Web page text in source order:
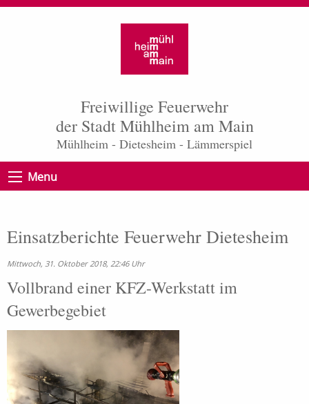
Freiwillige Feuerwehr
der Stadt Mühlheim am Main
Mühlheim - Dietesheim - Lämmerspiel
Menu
Einsatzberichte Feuerwehr Dietesheim
Mittwoch, 31. Oktober 2018, 22:46 Uhr
Vollbrand einer KFZ-Werkstatt im
Gewerbegebiet